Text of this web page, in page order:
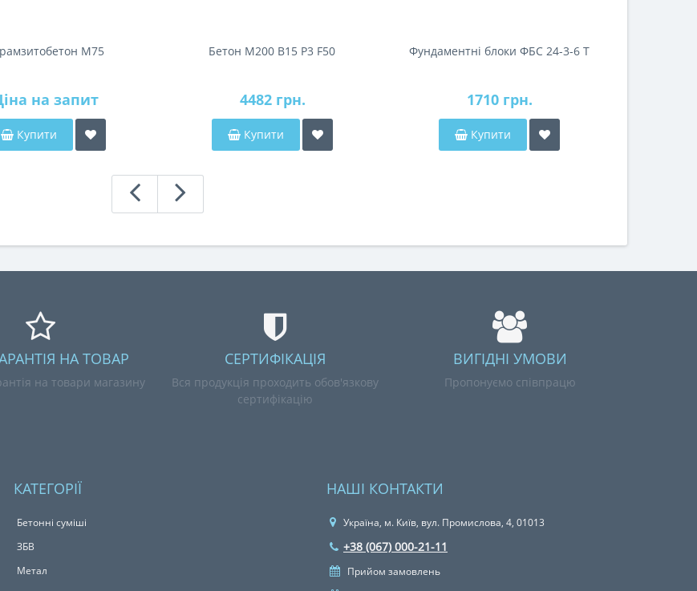
М75
на запит
Купити
Бетон М200 В15 Р3 F50
4482 грн.
Купити
Фундаментні блоки ФБС 24-3-6 Т
1710 грн.
Купити
НА ТОВАР
на товари магазину
СЕРТИФІКАЦІЯ
Вся продукція проходить обов'язкову
сертифікацію
ВИГІДНІ УМОВИ
Пропонуємо співпрацю
КАТЕГОРІЇ
Бетонні сумiшi
ЗБВ
Метал
НАШІ КОНТАКТИ
Україна, м. Київ, вул. Промислова, 4, 01013
+38 (067) 000-21-11
Прийом замовлень